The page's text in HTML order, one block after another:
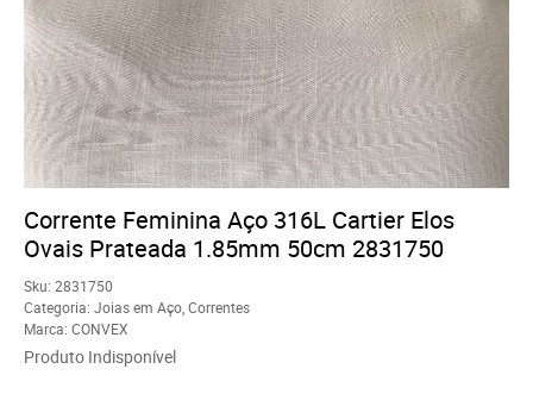
Corrente Feminina Aço 316L Cartier Elos
Ovais Prateada 1.85mm 50cm 2831750
Sku: 2831750
Categoria: Joias em Aço Correntes
Marca: CONVEX
Produto Indisponível